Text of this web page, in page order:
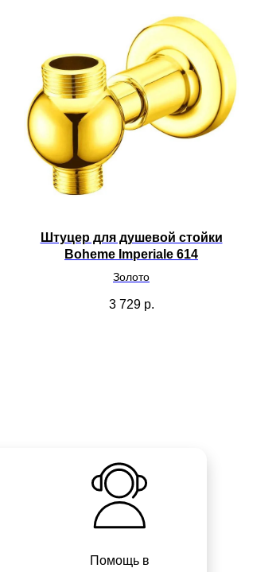
Штуцер для душевой стойки
Boheme Imperiale 614
Золото
3 729 р.
Помощь в